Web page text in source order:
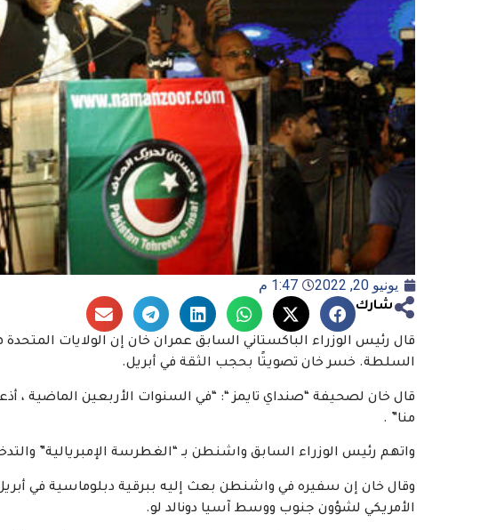
يونيو 20, 2022 1:47 م
شارك
قال رئيس الوزراء الباكستاني السابق عمران خان إن الولايات
السلطة. خسر خان تصويتًا بحجب الثقة في أبريل.
قال خان لصحيفة “صنداي تايمز “: “في السنوات الأربعين الماضية ،
منا” .
واتهم رئيس الوزراء السابق واشنطن بـ “الغطرسة الإمبريالية”
وقال خان إن سفيره في واشنطن بعث إليه ببرقية دبلوماسية في
الأمريكي لشؤون جنوب ووسط آسيا دونالد لو.